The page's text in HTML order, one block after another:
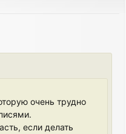
очень трудно
если делать